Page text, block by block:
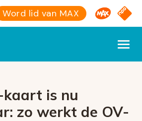
Word lid van MAX Omroep
NPO
kaart is nu
zo werkt de OV-